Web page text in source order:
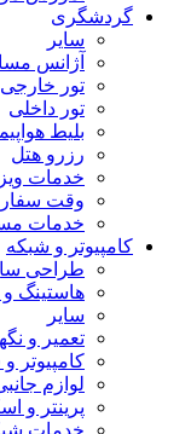
گردشگری
سایر
آژانس
تور خارجی
تور داخلی
بلیط
رزرو هتل
خدمات ویزا
وقت
خدمات
کامپیوتر و شبکه
طراحی
هاستینگ و
سایر
تعمیر و
کامپیوتر
لوازم
پرینتر و